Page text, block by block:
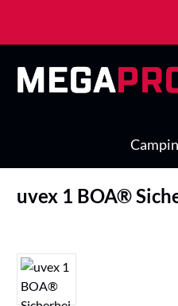
uvex 1 BOA®
Bildergalerie überspringen